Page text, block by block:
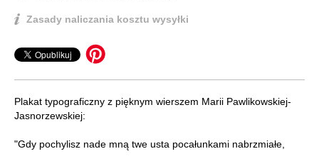
Zasady naliczania kosztu wysyłki
Plakat typograficzny z pięknym wierszem Marii Pawlikowskiej-
Jasnorzewskiej:
"Gdy pochylisz nade mną twe usta pocałunkami nabrzmiałe,